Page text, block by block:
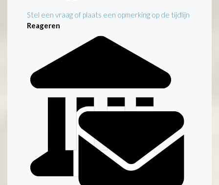
Stel een vraag of plaats een opmerking op de tijdlijn
Reageren